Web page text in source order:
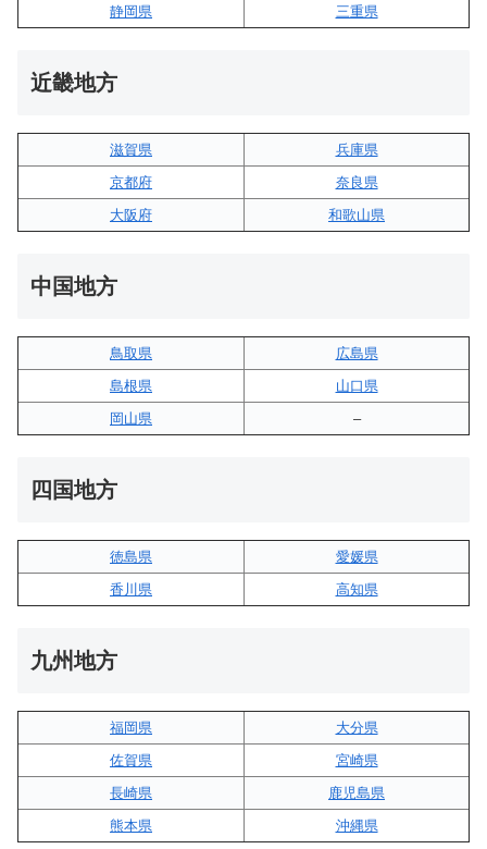
静岡県
三重県
近畿地方
滋賀県
兵庫県
京都府
奈良県
大阪府
和歌山県
中国地方
鳥取県
広島県
島根県
山口県
岡山県
–
四国地方
徳島県
愛媛県
香川県
高知県
九州地方
福岡県
大分県
佐賀県
宮崎県
長崎県
鹿児島県
熊本県
沖縄県